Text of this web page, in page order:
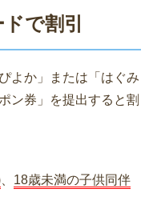
で割引
よか」または「はぐみ
ン券」を提出すると割
18歳未満の子供同伴